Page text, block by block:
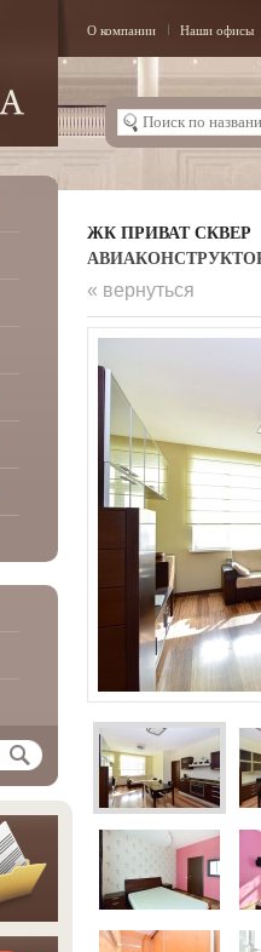
О компании Наши офисы
ЖК ПРИВАТ СКВЕР
« вернуться